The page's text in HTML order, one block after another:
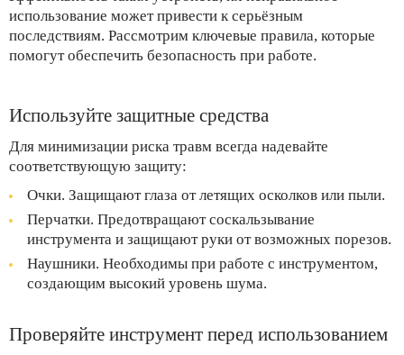
использование может привести к серьёзным
последствиям. Рассмотрим ключевые правила, которые
помогут обеспечить безопасность при работе.
Используйте защитные средства
Для минимизации риска травм всегда надевайте
соответствующую защиту:
Очки. Защищают глаза от летящих осколков или пыли.
Перчатки. Предотвращают соскальзывание
инструмента и защищают руки от возможных порезов.
Наушники. Необходимы при работе с инструментом,
создающим высокий уровень шума.
Проверяйте инструмент перед использованием